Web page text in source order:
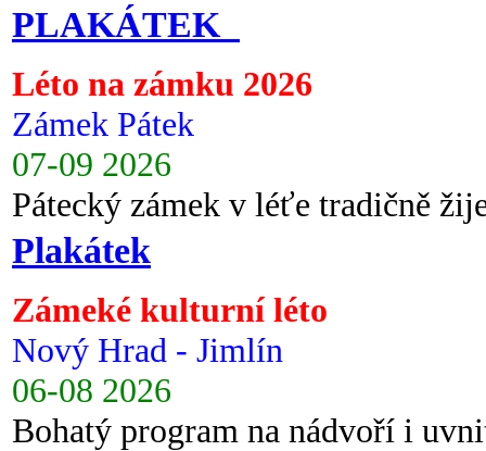
PLAKÁTEK
Léto na zámku 2026
Zámek Pátek
07-09 2026
Pátecký zámek v léťe tradičně
Plakátek
Zámeké kulturní léto
Nový Hrad - Jimlín
06-08 2026
Bohatý program na nádvoří i